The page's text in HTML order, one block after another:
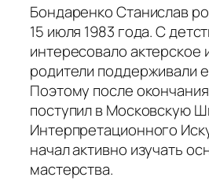
Бондаренко Станислав
15 июля 1983 года. С
интересовало актерское
родители поддерживали
Поэтому после
поступил в Московскую
Интерпретационного
начал активно изучать
мастерства.